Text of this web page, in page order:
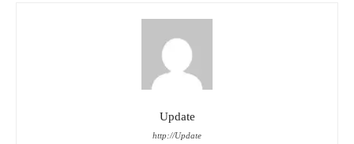
Update
http://Update